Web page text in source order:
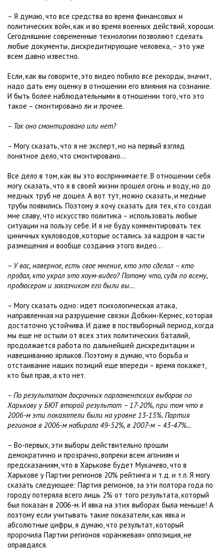
– Я думаю, что все средства во время финансовых и
политических войн, как и во время военных действий, хороши.
Сегодняшние современные технологии позволяют сделать
любые документы, дискредитирующие человека, – это уже
всем давно известно.
Если, как вы говорите, это видео побило все рекорды, значит,
надо дать ему оценку в отношении его влияния на сознание.
И быть более наблюдательными в отношении того, что это
такое – смонтировано ли и прочее.
– Так оно смонтировано или нет?
– Могу сказать, что я не эксперт, но на первый взгляд
понятное дело, что смонтировано…
Все дело в том, как вы это воспринимаете. В отношении себя
могу сказать, что я в своей жизни прошел огонь и воду, но до
медных труб не дошел. А вот тут, можно сказать, и медные
трубы появились. Поэтому я хочу сказать для тех, кто создал
мне славу, что искусство политика – использовать любые
ситуации на пользу себе. И я не буду комментировать тех
циничных кукловодов, которые остались за кадром в части
размещения и вообще создания этого видео…
– У вас, наверное, есть свое мнение, кто это сделал – кто
продал, кто украл это хоум-видео? Потому что, судя по всему,
продюсером и заказчиком его были вы…
– Могу сказать одно: идет психологическая атака,
направленная на разрушение связки Добкин-Кернес, которая
достаточно устойчива. И даже в поствыборный период, когда
мы еще не остыли от всех этих политических баталий,
продолжается работа по дальнейшей дискредитации и
навешиванию ярлыков. Поэтому я думаю, что борьба и
отстаивание наших позиций еще впереди – время покажет,
кто был прав, а кто нет.
– По результатам досрочных парламентских выборов по
Харькову у БЮТ второй результат – 17-20%, при том что в
2006-м эти показатели были на уровне 13-15%. Партия
регионов в 2006-м набирала 49-52%, в 2007-м – 43-47%...
– Во-первых, эти выборы действительно прошли
демократично и прозрачно, вопреки всем агониям и
предсказаниям, что в Харькове будет Мукачево, что в
Харькове у Партии регионов 20% рейтинга и т.д. и т.п. Я могу
сказать следующее: Партия регионов, за эти полтора года по
городу потеряла всего лишь 2% от того результата, который
был показан в 2006-м. И явка на этих выборах была меньше! А
поэтому если учитывать такие показатели, как явка и
абсолютные цифры, я думаю, что результат, который
пророчила Партии регионов «оранжевая» оппозиция, не
оправдался.